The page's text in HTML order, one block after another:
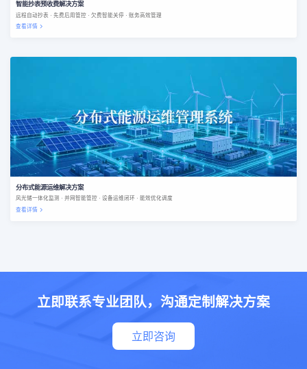
智能抄表预收费解决方案
远程自动抄表 · 先费后用管控 · 欠费智能关停 · 账务高效管理
查看详情
分布式能源运维解决方案
风光储一体化监测 · 并网智能管控 · 设备运维闭环 · 能效优化调度
查看详情
立即联系专业团队，沟通定制解决方案
立即咨询